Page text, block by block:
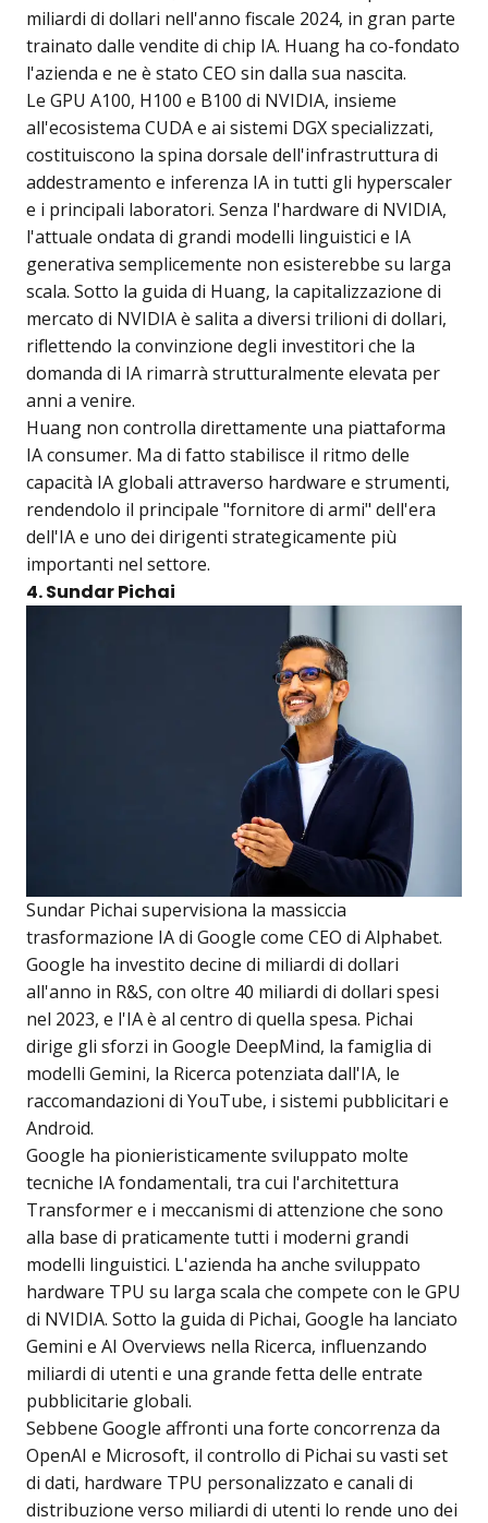
miliardi di dollari nell'anno fiscale 2024, in gran parte
trainato dalle vendite di chip IA. Huang ha co-fondato
l'azienda e ne è stato CEO sin dalla sua nascita.
Le GPU A100, H100 e B100 di NVIDIA, insieme
all'ecosistema CUDA e ai sistemi DGX specializzati,
costituiscono la spina dorsale dell'infrastruttura di
addestramento e inferenza IA in tutti gli hyperscaler
e i principali laboratori. Senza l'hardware di NVIDIA,
l'attuale ondata di grandi modelli linguistici e IA
generativa semplicemente non esisterebbe su larga
scala. Sotto la guida di Huang, la capitalizzazione di
mercato di NVIDIA è salita a diversi trilioni di dollari,
riflettendo la convinzione degli investitori che la
domanda di IA rimarrà strutturalmente elevata per
anni a venire.
Huang non controlla direttamente una piattaforma
IA consumer. Ma di fatto stabilisce il ritmo delle
capacità IA globali attraverso hardware e strumenti,
rendendolo il principale "fornitore di armi" dell'era
dell'IA e uno dei dirigenti strategicamente più
importanti nel settore.
4. Sundar Pichai
Sundar Pichai supervisiona la massiccia
trasformazione IA di Google come CEO di Alphabet.
Google ha investito decine di miliardi di dollari
all'anno in R&S, con oltre 40 miliardi di dollari spesi
nel 2023, e l'IA è al centro di quella spesa. Pichai
dirige gli sforzi in Google DeepMind, la famiglia di
modelli Gemini, la Ricerca potenziata dall'IA, le
raccomandazioni di YouTube, i sistemi pubblicitari e
Android.
Google ha pionieristicamente sviluppato molte
tecniche IA fondamentali, tra cui l'architettura
Transformer e i meccanismi di attenzione che sono
alla base di praticamente tutti i moderni grandi
modelli linguistici. L'azienda ha anche sviluppato
hardware TPU su larga scala che compete con le GPU
di NVIDIA. Sotto la guida di Pichai, Google ha lanciato
Gemini e AI Overviews nella Ricerca, influenzando
miliardi di utenti e una grande fetta delle entrate
pubblicitarie globali.
Sebbene Google affronti una forte concorrenza da
OpenAI e Microsoft, il controllo di Pichai su vasti set
di dati, hardware TPU personalizzato e canali di
distribuzione verso miliardi di utenti lo rende uno dei